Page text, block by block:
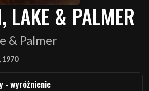
LAKE & PALMER
& Palmer
1970
- wyróżnienie